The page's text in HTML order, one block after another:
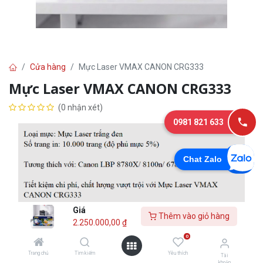
Giá
2.250.000,00 ₫
Thêm vào giỏ hàng
Trang chủ Tìm kiếm
0
Yêu thích
Tài
Cửa hàng Mực Laser VMAX CANON CRG333
Mực Laser VMAX CANON CRG333
(0 nhận xét)
2.250.000,00 ₫
Chat Zalo
0981 821 633